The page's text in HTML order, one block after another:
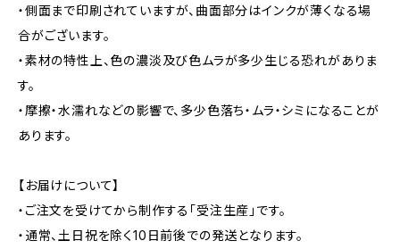
・側面まで印刷されていますが、曲面部分はインクが薄くなる場
合がございます。
・素材の特性上、色の濃淡及び色ムラが多少生じる恐れがありま
す。
・摩擦・水濡れなどの影響で、多少色落ち・ムラ・シミになることが
あります。
【お届けについて】
・ご注文を受けてから制作する「受注生産」です。
・通常、土日祝を除く10日前後での発送となります。